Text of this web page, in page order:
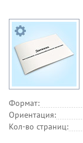
Формат:
Ориентация:
Кол-во страниц: